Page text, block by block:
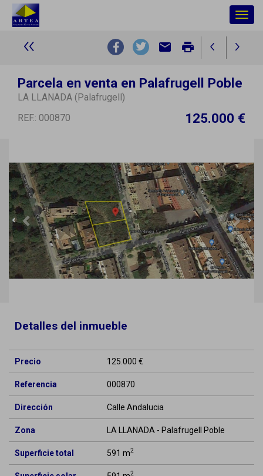
email print
Parcela en venta en Palafrugell Poble
LA LLANADA (Palafrugell)
REF.: 000870
125.000 €
Detalles del inmueble
Precio 125.000 €
Referencia 000870
Dirección Calle Andalucia
Zona LA LLANADA - Palafrugell Poble
Superficie total 591 m2
2